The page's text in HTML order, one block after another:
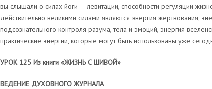
вы слышали о силах йоги — левитации, способности регуляции
действительно великими силами являются энергия жертвования,
подсознательного контроля разума, тела и эмоций, энергия
практические энергии, которые могут быть использованы уже
УРОК 125 Из книги «ЖИЗНЬ С ШИВОЙ»
ВЕДЕНИЕ ДУХОВНОГО ЖУРНАЛА